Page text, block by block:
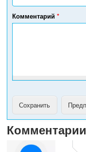
л
е
ф
Комментарий *
Комментарии